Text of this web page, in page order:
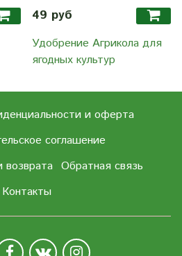
49 руб
Удобрение Агрикола для
ягодных культур
и оферта
соглашение
возврата Обратная связь
Контакты